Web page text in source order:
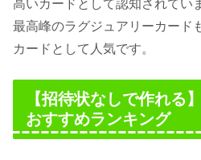
高いカードとして認知されてい
最高峰のラグジュアリーカード
カードとして人気です。
【招待状なしで作れる
おすすめランキング